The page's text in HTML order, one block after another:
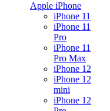
Apple iPhone
iPhone 11
iPhone 11
Pro
iPhone 11
Pro Max
iPhone 12
iPhone 12
mini
iPhone 12